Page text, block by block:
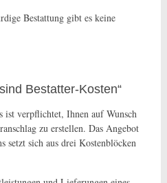
Bestattung gibt es keine
Bestatter-Kosten“
ist verpflichtet, Ihnen auf Wunsch
zu erstellen. Das Angebot
setzt sich aus drei Kostenblöcken